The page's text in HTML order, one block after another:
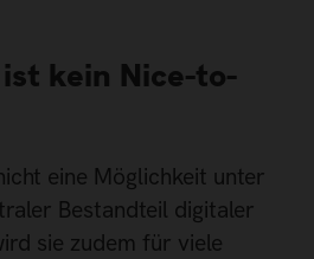
kein Nice-to-
eine Möglichkeit unter
Bestandteil digitaler
sie zudem für viele